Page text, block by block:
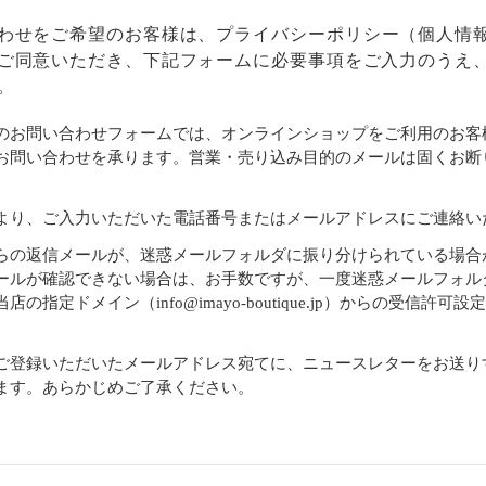
せをご希望のお客様は、 プライバシーポリシー （個人情
同意いただき、下記フォームに必要事項をご入力のうえ
お問い合わせフォームでは、オンラインショップをご利用のお
問い合わせを承ります。営業・売り込み目的のメールは固くお
り、ご入力いただいた電話番号またはメールアドレスにご連絡
の返信メールが、迷惑メールフォルダに振り分けられている場
ルが確認できない場合は、お手数ですが、一度迷惑メールフォ
店の指定ドメイン（info@imayo-boutique.jp）からの受信許可設
登録いただいたメールアドレス宛てに、ニュースレターをお送
す。あらかじめご了承ください。